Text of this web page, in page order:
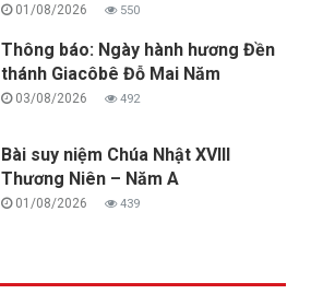
01/08/2026 550
Thông báo: Ngày hành hương Đền
thánh Giacôbê Đỗ Mai Năm
03/08/2026 492
Bài suy niệm Chúa Nhật XVIII
Thương Niên – Năm A
01/08/2026 439